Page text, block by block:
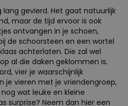
lang gevierd. Het gaat natuurlijk
maar de tijd ervoor is ook
ontvangen in je schoen,
de schoorsteen en een wortel
achterlaten. Die zal wel
al die daken geklommen is.
vier je waarschijnlijk
je vieren met je vriendengroep,
wat leuke en kleine
surprise? Neem dan hier een